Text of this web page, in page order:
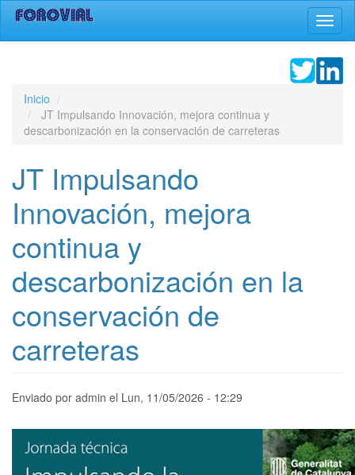
Pasar
contenido
Inicio
JT Impulsando Innovación, mejora continua y
descarbonización en la conservación de carreteras
JT Impulsando
Innovación, mejora
continua y
descarbonización en la
conservación de
carreteras
Enviado por admin el Lun, 11/05/2026 - 12:29